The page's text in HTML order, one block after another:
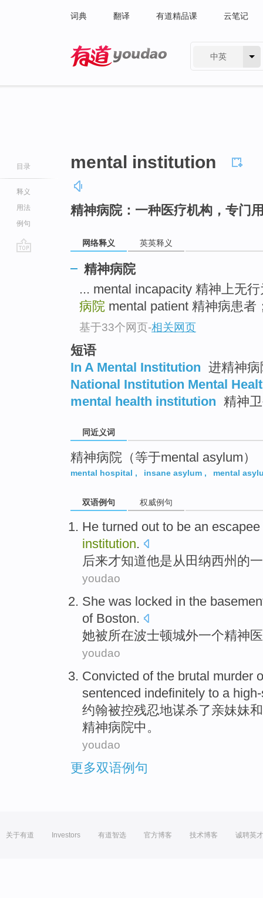
词典 翻译 有道精品课 云笔记
中英
目录
释义
用法
例句
mental institution
精神病院：一种医疗机构，专门
网络释义 英英释义
精神病院
... mental incapacity 精神上无
病院 mental patient 精神病患者
基于33个网页-相关网页
短语
In A Mental Institution 进精神病
National Institution Mental
mental health institution 精神
同近义词
精神病院（等于mental asylum）
mental hospital , insane asylum , mental
双语例句 权威例句
He turned out to be an escapee
institution.
后来才知道他是从 田纳西州 的
youdao
She was locked in the
of Boston.
她被所在波士顿城外一个精神
youdao
Convicted ofthe brutal murder
sentenced indefinitely to a
约翰被控残忍地谋杀了亲妹妹和
精神病院中。
youdao
更多双语例句
关于有道 Investors 有道智选 官方博客 技术博客 诚聘英才